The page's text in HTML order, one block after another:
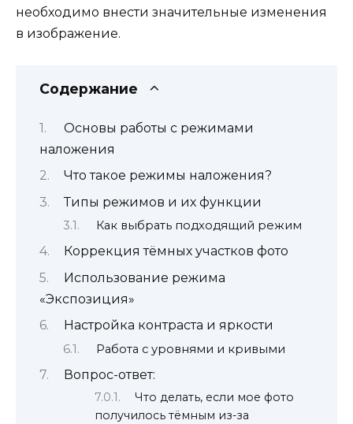
необходимо внести значительные изменения
в изображение.
Содержание
Основы работы с режимами
наложения
Что такое режимы наложения?
Типы режимов и их функции
Как выбрать подходящий режим
Коррекция тёмных участков фото
Использование режима
«Экспозиция»
Настройка контраста и яркости
Работа с уровнями и кривыми
Вопрос-ответ:
Что делать, если мое фото
получилось тёмным из-за